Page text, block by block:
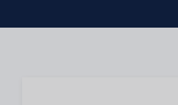
Skip to main content